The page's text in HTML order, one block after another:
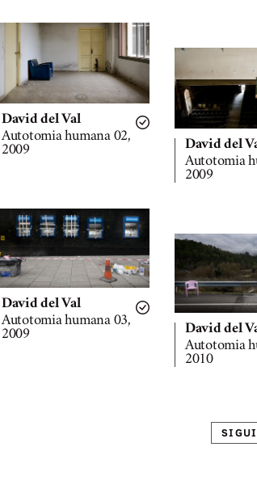
David del Val
Autotomia humana 02,
2009
David del
Autotomia
2009
David del Val
Autotomia humana 03,
2009
David del
Autotomia
2010